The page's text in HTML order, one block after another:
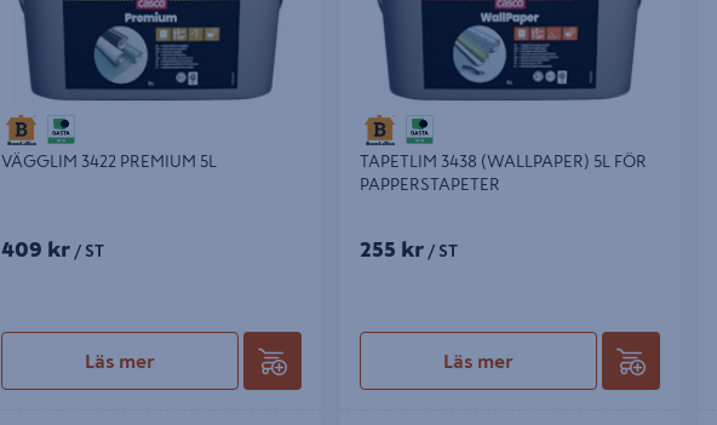
VÄGGLIM 3422 PREMIUM 5L
409 kr / ST
Läs mer
TAPETLIM 3438 (WALLPAPER) 5L FÖR
PAPPERSTAPETER
255 kr / ST
Läs mer